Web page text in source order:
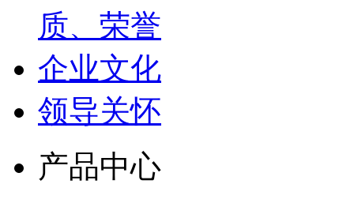
质、荣誉
企业文化
领导关怀
产品中心